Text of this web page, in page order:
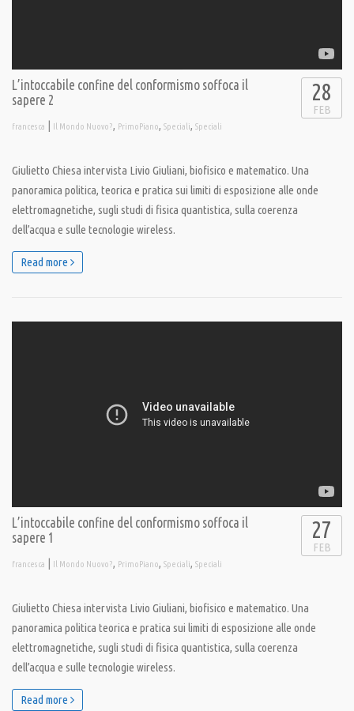
L’intoccabile confine del conformismo soffoca il
sapere 2
francesca | Il Mondo Nuovo?, PrimoPiano, Speciali, Speciali
28
FEB
Giulietto Chiesa intervista Livio Giuliani, biofisico e matematico. Una
panoramica politica, teorica e pratica sui limiti di esposizione alle onde
elettromagnetiche, sugli studi di fisica quantistica, sulla coerenza
dell’acqua e sulle tecnologie wireless.
Read more
L’intoccabile confine del conformismo soffoca il
sapere 1
francesca | Il Mondo Nuovo?, PrimoPiano, Speciali, Speciali
27
FEB
Giulietto Chiesa intervista Livio Giuliani, biofisico e matematico. Una
panoramica politica teorica e pratica sui limiti di esposizione alle onde
elettromagnetiche, sugli studi di fisica quantistica, sulla coerenza
dell’acqua e sulle tecnologie wireless.
Read more